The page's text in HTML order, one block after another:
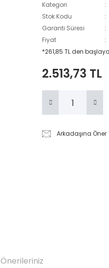
Kategori
Stok Kodu
Garanti Süresi
Fiyat
*261,85 TL den
2.513,73 TL
Arkadaşına Öner
Önerileriniz